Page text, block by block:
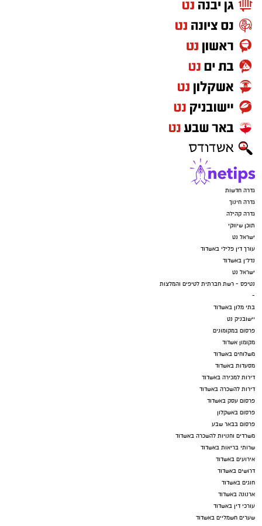
גדרה חדשות
גדרה חינוך
גדרה קהילה
תוכן שיווקי
ישראל נט
עורך דין פלילי באשדוד
נדל"ן באשדוד
ישראל נט
נטיפס - רשת חברתית לטיפים והמלצות
-
בתי מלון באשדוד
יישובניק נט
פרסום במקומונים
מקומון אשדוד
משלוחים באשדוד
מסעדות באשדוד
דירות למכירה באשדוד
דירות להשכרה באשדוד
פרסום עסק באשדוד
פרסום באשקלון
פרסום בבאר שבע
משרדים וחנויות להשכרה באשדוד
שרותי בריאות באשדוד
אירועים באשדוד
דרושים באשדוד
חוגים באשדוד
ארנונה באשדוד
עורכי דין באשדוד
שערים חשמליים באשדוד